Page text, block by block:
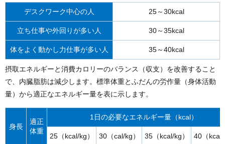
デスクワーク中心の人 25～30kcal
立ち仕事や外回りが多い人 30～35kcal
体をよく動かし力仕事が多い人 35～40kcal
摂取エネルギーと消費カロリーのバランス（収支）を改善すること
で、内臓脂肪は減少します。標準体重とふだんの労作量（身体活動
量）から適正なエネルギー量を表に示します。
身長
適正
体重
1日の必要なエネルギー量（kcal）
25（kcal/kg） 30（cal/kg） 35（kcal/kg） 40（kcal/